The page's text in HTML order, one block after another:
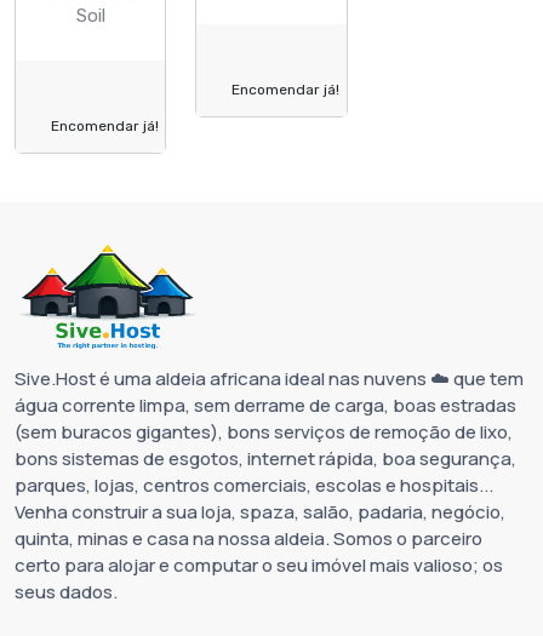
Soil
Encomendar já!
Encomendar já!
Sive.Host é uma aldeia africana ideal nas nuvens ☁️ que tem
água corrente limpa, sem derrame de carga, boas estradas
(sem buracos gigantes), bons serviços de remoção de lixo,
bons sistemas de esgotos, internet rápida, boa segurança,
parques, lojas, centros comerciais, escolas e hospitais...
Venha construir a sua loja, spaza, salão, padaria, negócio,
quinta, minas e casa na nossa aldeia. Somos o parceiro
certo para alojar e computar o seu imóvel mais valioso; os
seus dados.